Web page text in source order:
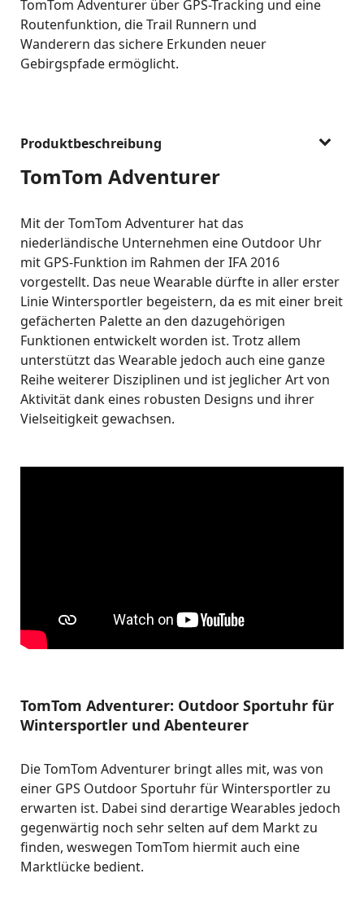
TomTom Adventurer über GPS-Tracking und eine
Routenfunktion, die Trail Runnern und
Wanderern das sichere Erkunden neuer
Gebirgspfade ermöglicht.
Produktbeschreibung
TomTom Adventurer
Mit der TomTom Adventurer hat das
niederländische Unternehmen eine Outdoor Uhr
mit GPS-Funktion im Rahmen der IFA 2016
vorgestellt. Das neue Wearable dürfte in aller erster
Linie Wintersportler begeistern, da es mit einer breit
gefächerten Palette an den dazugehörigen
Funktionen entwickelt worden ist. Trotz allem
unterstützt das Wearable jedoch auch eine ganze
Reihe weiterer Disziplinen und ist jeglicher Art von
Aktivität dank eines robusten Designs und ihrer
Vielseitigkeit gewachsen.
TomTom Adventurer: Outdoor Sportuhr für
Wintersportler und Abenteurer
Die TomTom Adventurer bringt alles mit, was von
einer GPS Outdoor Sportuhr für Wintersportler zu
erwarten ist. Dabei sind derartige Wearables jedoch
gegenwärtig noch sehr selten auf dem Markt zu
finden, weswegen TomTom hiermit auch eine
Marktlücke bedient.